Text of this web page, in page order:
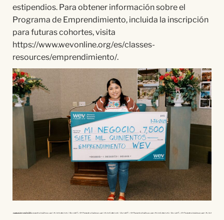
estipendios. Para obtener información sobre el
Programa de Emprendimiento, incluida la inscripción
para futuras cohortes, visita
https://www.wevonline.org/es/classes-
resources/emprendimiento/.